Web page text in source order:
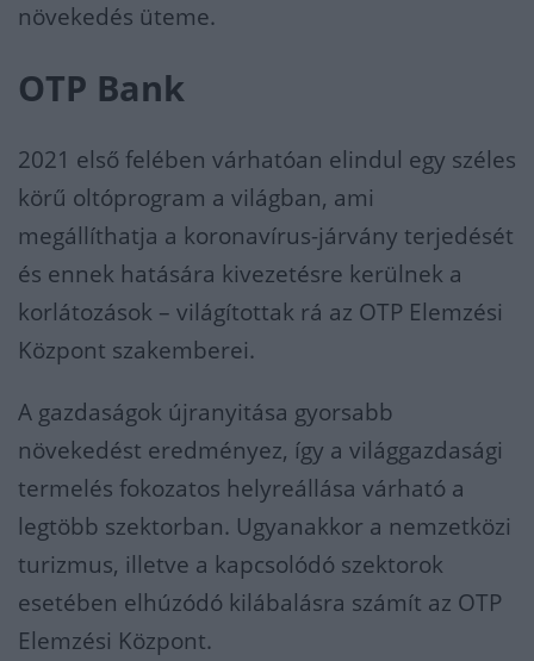
növekedés üteme.
OTP Bank
2021 első felében várhatóan elindul egy széles
körű oltóprogram a világban, ami
megállíthatja a koronavírus-járvány terjedését
és ennek hatására kivezetésre kerülnek a
korlátozások – világítottak rá az OTP Elemzési
Központ szakemberei.
A gazdaságok újranyitása gyorsabb
növekedést eredményez, így a világgazdasági
termelés fokozatos helyreállása várható a
legtöbb szektorban. Ugyanakkor a nemzetközi
turizmus, illetve a kapcsolódó szektorok
esetében elhúzódó kilábalásra számít az OTP
Elemzési Központ.